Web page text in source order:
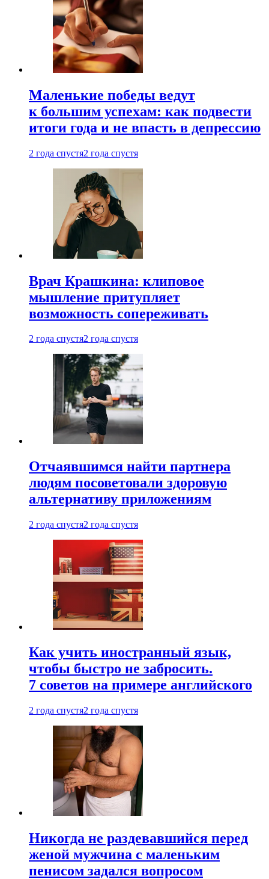
Маленькие победы ведут
к большим успехам: как подвести
итоги года и не впасть в депрессию
2 года спустя2 года спустя
Врач Крашкина: клиповое
мышление притупляет
возможность сопереживать
2 года спустя2 года спустя
Отчаявшимся найти партнера
людям посоветовали здоровую
альтернативу приложениям
2 года спустя2 года спустя
Как учить иностранный язык,
чтобы быстро не забросить.
7 советов на примере английского
2 года спустя2 года спустя
Никогда не раздевавшийся перед
женой мужчина с маленьким
пенисом задался вопросом